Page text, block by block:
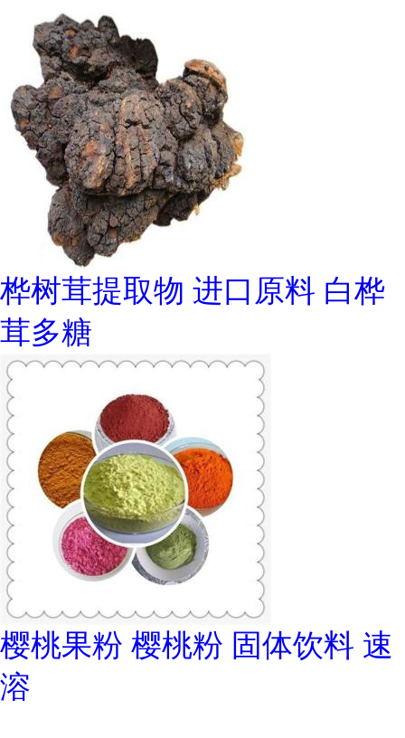
桦树茸提取物 进口原料 白桦
茸多糖
樱桃果粉 樱桃粉 固体饮料 速
溶